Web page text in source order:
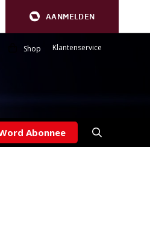
AANMELDEN
Shop Klantenservice
Abonnee